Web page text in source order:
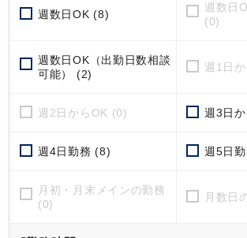
週数日OK (8)
週数日
(0)
週数日OK（出勤日数相談
可能） (2)
週1日
週2日からOK (0) 週3日
週4日勤務 (8) 週5日
月初・月末メインの勤務
(0)
月数日